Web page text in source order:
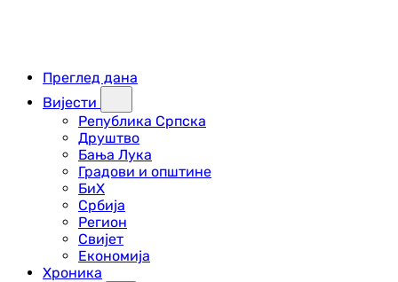
Преглед дана
Вијести
Република Српска
Друштво
Бања Лука
Градови и општине
БиХ
Србија
Регион
Свијет
Економија
Хроника